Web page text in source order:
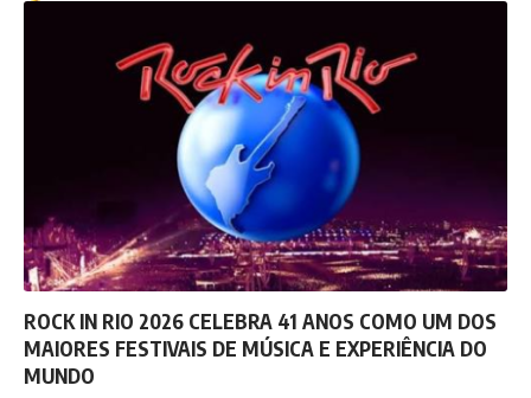
ROCK IN RIO 2026 CELEBRA 41 ANOS COMO UM DOS
MAIORES FESTIVAIS DE MÚSICA E EXPERIÊNCIA DO
MUNDO